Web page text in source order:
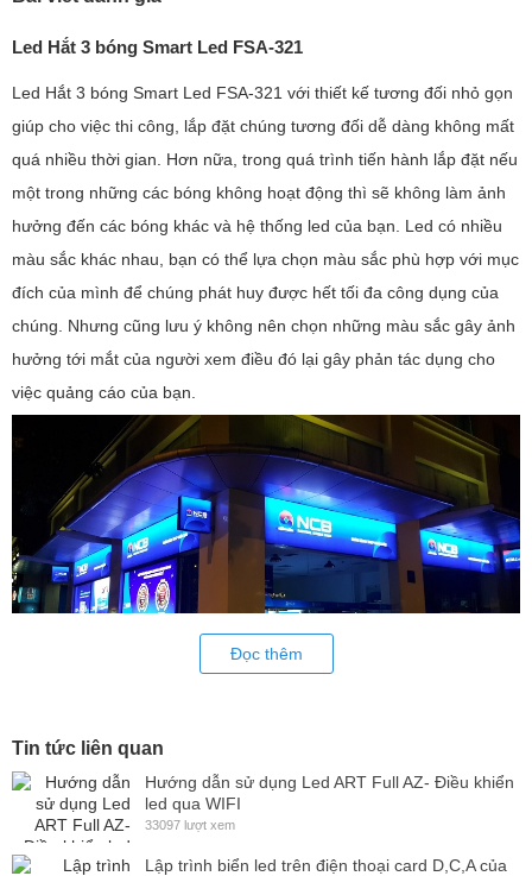
Led Hắt 3 bóng Smart Led FSA-321
Led Hắt 3 bóng Smart Led FSA-321 với thiết kế tương đối nhỏ gọn
giúp cho việc thi công, lắp đặt chúng tương đối dễ dàng không mất
quá nhiều thời gian. Hơn nữa, trong quá trình tiến hành lắp đặt nếu
một trong những các bóng không hoạt động thì sẽ không làm ảnh
hưởng đến các bóng khác và hệ thống led của bạn. Led có nhiều
màu sắc khác nhau, bạn có thể lựa chọn màu sắc phù hợp với mục
đích của mình để chúng phát huy được hết tối đa công dụng của
chúng. Nhưng cũng lưu ý không nên chọn những màu sắc gây ảnh
hưởng tới mắt của người xem điều đó lại gây phản tác dụng cho
việc quảng cáo của bạn.
Led Hắt 3 bóng Smart Led CSA-321 ứng dụng biển led hắt chữ nổi.
Để tìm hiểu thêm thông tin về sản phẩm quý khách vui lòng liên hệ
trực tiếp bộ phận CSKH để được tư vấn và hỗ trợ hoàn toàn miễn
phí!
Đọc thêm
Tin tức liên quan
Hướng dẫn sử dụng Led ART Full AZ- Điều khiển
led qua WIFI
33097 lượt xem
Lập trình biển led trên điện thoại card D,C,A của